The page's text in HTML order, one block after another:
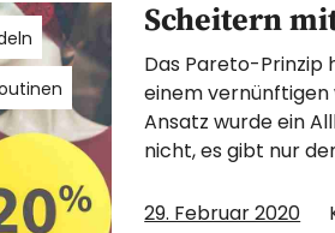
Scheitern
Das Pareto-Prinzip
einem
Ansatz wurde ein
nicht, es gibt nur
29. Februar 2020